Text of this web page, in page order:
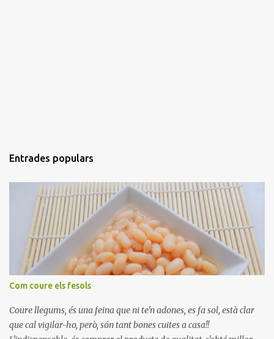
Entrades populars
Com coure els fesols
Coure llegums, és una feina que ni te'n adones, es fa sol, està clar
que cal vigilar-ho, però, són tant bones cuites a casa!!